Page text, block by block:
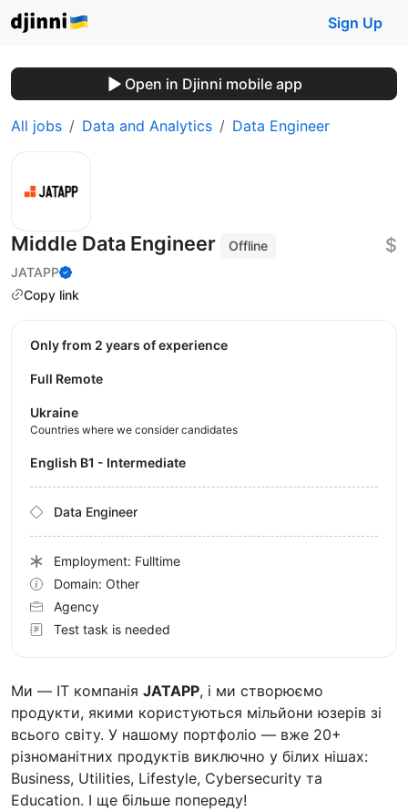
Sign Up
Open in Djinni mobile app
All jobs Data and Analytics Data Engineer
Middle Data Engineer
Offline
JATAPP
Copy link
$
Ми — IT компанія JATAPP, і ми створюємо
продукти, якими користуються мільйони юзерів зі
всього світу. У нашому портфоліо — вже 20+
різноманітних продуктів виключно у білих нішах:
Business, Utilities, Lifestyle, Cybersecurity та
Education. І ще більше попереду!
Only from 2 years of experience
Full Remote
Ukraine
Countries where we consider candidates
English B1 - Intermediate
Data Engineer
Employment: Fulltime
Domain: Other
Agency
Test task is needed